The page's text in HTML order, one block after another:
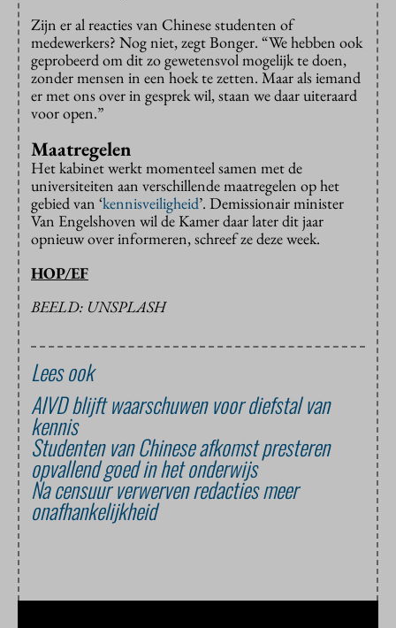
Zijn er al reacties van Chinese studenten of
medewerkers? Nog niet, zegt Bonger. “We hebben ook
geprobeerd om dit zo gewetensvol mogelijk te doen,
zonder mensen in een hoek te zetten. Maar als iemand
er met ons over in gesprek wil, staan we daar uiteraard
voor open.”
Maatregelen
Het kabinet werkt momenteel samen met de
universiteiten aan verschillende maatregelen op het
gebied van ‘kennisveiligheid’. Demissionair minister
Van Engelshoven wil de Kamer daar later dit jaar
opnieuw over informeren, schreef ze deze week.
HOP/EF
BEELD: UNSPLASH
Lees ook
AIVD blijft waarschuwen voor diefstal van
kennis
Studenten van Chinese afkomst presteren
opvallend goed in het onderwijs
Na censuur verwerven redacties meer
onafhankelijkheid